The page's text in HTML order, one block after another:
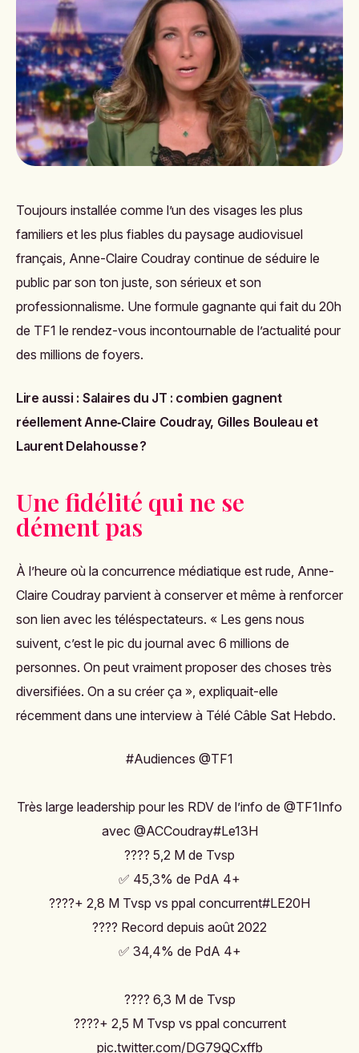
Toujours installée comme l’un des visages les plus
familiers et les plus fiables du paysage audiovisuel
français, Anne-Claire Coudray continue de séduire le
public par son ton juste, son sérieux et son
professionnalisme. Une formule gagnante qui fait du 20h
de TF1 le rendez-vous incontournable de l’actualité pour
des millions de foyers.
Lire aussi : Salaires du JT : combien gagnent
réellement Anne‑Claire Coudray, Gilles Bouleau et
Laurent Delahousse ?
Une fidélité qui ne se
dément pas
À l’heure où la concurrence médiatique est rude, Anne-
Claire Coudray parvient à conserver et même à renforcer
son lien avec les téléspectateurs. « Les gens nous
suivent, c’est le pic du journal avec 6 millions de
personnes. On peut vraiment proposer des choses très
diversifiées. On a su créer ça », expliquait-elle
récemment dans une interview à Télé Câble Sat Hebdo.
#Audiences @TF1
Très large leadership pour les RDV de l’info de @TF1Info
avec @ACCoudray#Le13H
???? 5,2 M de Tvsp
✅ 45,3% de PdA 4+
????+ 2,8 M Tvsp vs ppal concurrent#LE20H
???? Record depuis août 2022
✅ 34,4% de PdA 4+
???? 6,3 M de Tvsp
????+ 2,5 M Tvsp vs ppal concurrent
pic.twitter.com/DG79QCxffb